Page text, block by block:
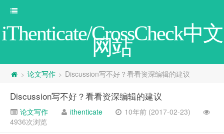
iThenticate/CrossCheck中文
网站
> 论文写作 > Discussion写不好？看看资深编辑的建议
Discussion写不好？看看资深编辑的建议
论文写作 ithenticate
10年前 (2017-02-23)
4936次浏览